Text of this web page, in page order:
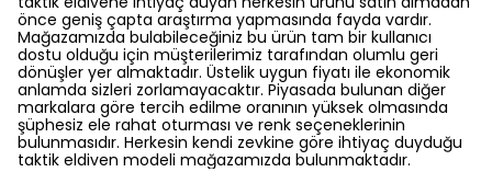
önce geniş çapta araştırma yapmasında fayda vardır.
Mağazamızda bulabileceğiniz bu ürün tam bir kullanıcı
dostu olduğu için müşterilerimiz tarafından olumlu geri
dönüşler yer almaktadır. Üstelik uygun fiyatı ile ekonomik
anlamda sizleri zorlamayacaktır. Piyasada bulunan diğer
markalara göre tercih edilme oranının yüksek olmasında
şüphesiz ele rahat oturması ve renk seçeneklerinin
bulunmasıdır. Herkesin kendi zevkine göre ihtiyaç duyduğu
taktik eldiven modeli mağazamızda bulunmaktadır.